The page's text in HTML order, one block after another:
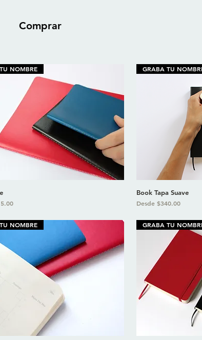
Comprar
NOMBRE GRABA TU
Book Tapa Suave
Desde $340.00
Precio de oferta
NOMBRE GRABA TU